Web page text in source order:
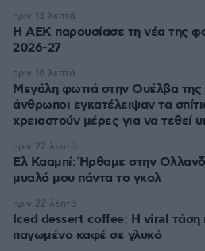
Η ΑΕΚ παρουσίασε τη νέα της
2026-27
πριν 13 λεπτά
Μεγάλη φωτιά στην Ουέλβα της
άνθρωποι εγκατέλειψαν τα
χρειαστούν μέρες για να τεθεί
πριν 16 λεπτά
Ελ Κααμπί: Ήρθαμε στην
μυαλό μου πάντα το γκολ
πριν 22 λεπτά
Iced dessert coffee: Η viral τάση
παγωμένο καφέ σε γλυκό
πριν 22 λεπτά